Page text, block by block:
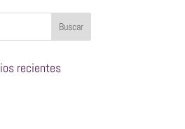
recientes